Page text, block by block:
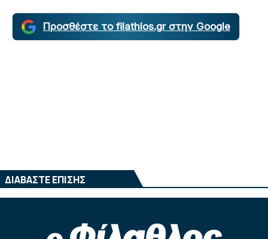
Προσθέστε το filathlos.gr στην Google
ΔΙΑΒΑΣΤΕ ΕΠΙΣΗΣ